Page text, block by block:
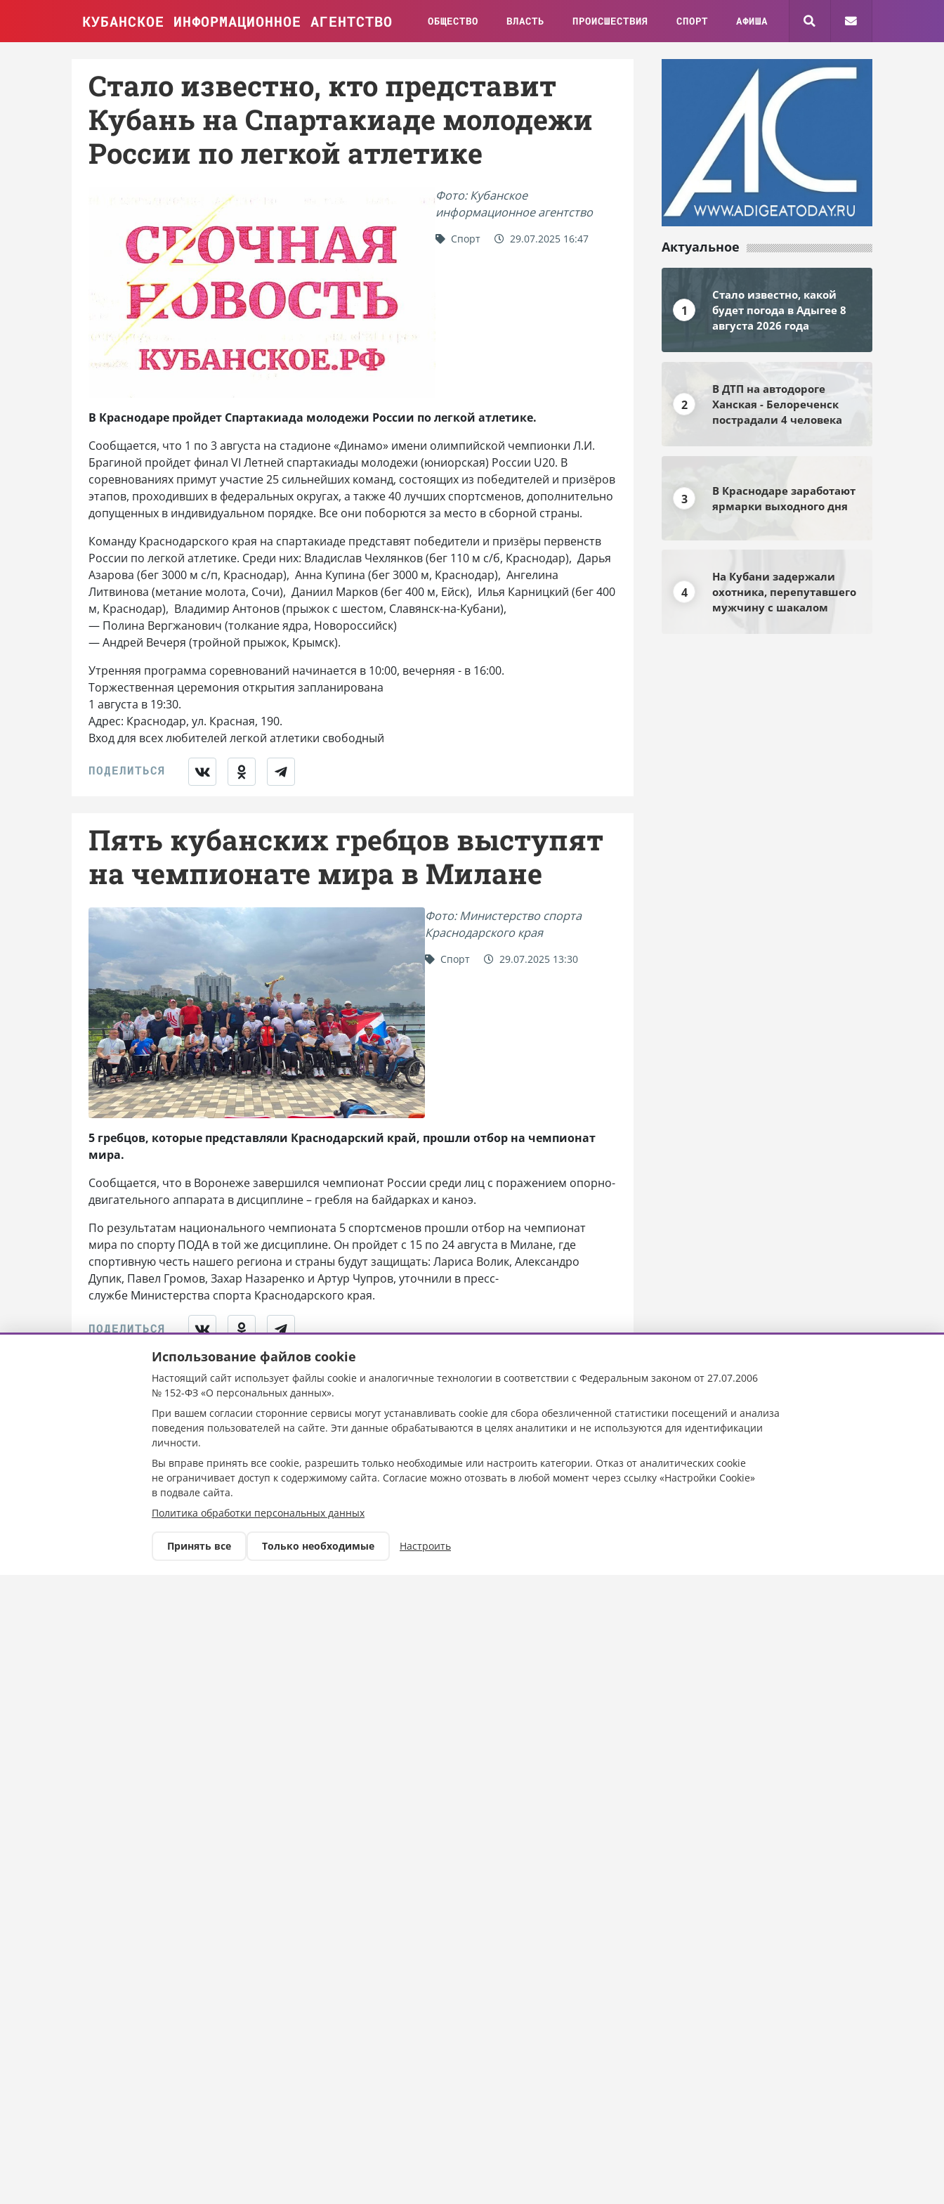
КУБАНСКОЕ ИНФОРМАЦИОННОЕ АГЕНТСТВО ОБЩЕСТВО ВЛАСТЬ ПРОИСШЕСТВИЯ СПОРТ АФИША
Стало известно, кто представит
Кубань на Спартакиаде молодежи
России по легкой атлетике
Фото: Кубанское
информационное агентство
Спорт 29.07.2025 16:47
В Краснодаре пройдет Спартакиада молодежи России по легкой атлетике.
Сообщается, что 1 по 3 августа на стадионе «Динамо» имени олимпийской чемпионки Л.И.
Брагиной пройдет финал VI Летней спартакиады молодежи (юниорская) России U20. В
соревнованиях примут участие 25 сильнейших команд, состоящих из победителей и призёров
этапов, проходивших в федеральных округах, а также 40 лучших спортсменов, дополнительно
допущенных в индивидуальном порядке. Все они поборются за место в сборной страны.
Команду Краснодарского края на спартакиаде представят победители и призёры первенств
России по легкой атлетике. Среди них: Владислав Чехлянков (бег 110 м с/б, Краснодар), Дарья
Азарова (бег 3000 м с/п, Краснодар), Анна Купина (бег 3000 м, Краснодар), Ангелина
Литвинова (метание молота, Сочи), Даниил Марков (бег 400 м, Ейск), Илья Карницкий (бег 400
м, Краснодар), Владимир Антонов (прыжок с шестом, Славянск-на-Кубани),
— Полина Вергжанович (толкание ядра, Новороссийск)
— Андрей Вечеря (тройной прыжок, Крымск).
Утренняя программа соревнований начинается в 10:00, вечерняя - в 16:00.
Торжественная церемония открытия запланирована
1 августа в 19:30.
Адрес: Краснодар, ул. Красная, 190.
Вход для всех любителей легкой атлетики свободный
Пять кубанских гребцов выступят
на чемпионате мира в Милане
Фото: Министерство спорта
Краснодарского края
Спорт 29.07.2025 13:30
5 гребцов, которые представляли Краснодарский край, прошли отбор на чемпионат
мира.
Сообщается, что в Воронеже завершился чемпионат России среди лиц с поражением опорно-
двигательного аппарата в дисциплине – гребля на байдарках и каноэ.
По результатам национального чемпионата 5 спортсменов прошли отбор на чемпионат
мира по спорту ПОДА в той же дисциплине. Он пройдет с 15 по 24 августа в Милане, где
спортивную честь нашего региона и страны будут защищать: Лариса Волик, Александро
Дупик, Павел Громов, Захар Назаренко и Артур Чупров, уточнили в пресс-
службе Министерства спорта Краснодарского края.
ФК «Краснодар» сыграет первый
матч в Кубке России с «Крыльями
Советов»
Актуальное
1
Стало известно, какой
будет погода в Адыгее 8
августа 2026 года
2
В ДТП на автодороге
Ханская - Белореченск
пострадали 4 человека
3
В Краснодаре заработают
ярмарки выходного дня
4
На Кубани задержали
охотника, перепутавшего
мужчину с шакалом
Использование файлов cookie
Настоящий сайт использует файлы cookie и аналогичные технологии в соответствии с Федеральным законом от 27.07.2006
№ 152-ФЗ «О персональных данных».
При вашем согласии сторонние сервисы могут устанавливать cookie для сбора обезличенной статистики посещений и анализа
поведения пользователей на сайте. Эти данные обрабатываются в целях аналитики и не используются для идентификации
личности.
Вы вправе принять все cookie, разрешить только необходимые или настроить категории. Отказ от аналитических cookie
не ограничивает доступ к содержимому сайта. Согласие можно отозвать в любой момент через ссылку «Настройки Cookie»
в подвале сайта.
Политика обработки персональных данных
Принять все Только необходимые Настроить